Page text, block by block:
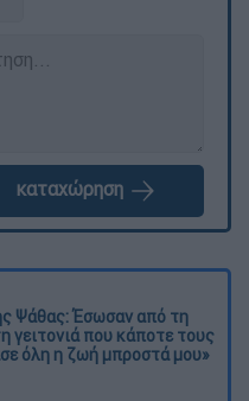
καταχώρηση
Ψάθας: Έσωσαν από τη
γειτονιά που κάποτε τους
όλη η ζωή μπροστά μου»